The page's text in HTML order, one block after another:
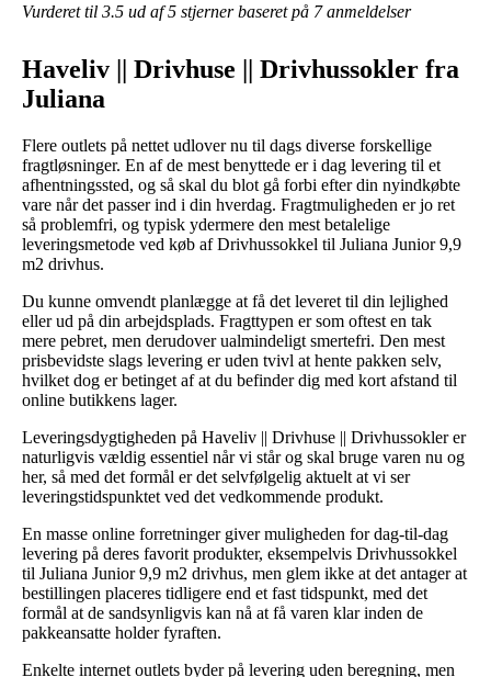
Vurderet til 3.5 ud af 5 stjerner baseret på 7anmeldelser
Haveliv || Drivhuse || Drivhussokler fra
Juliana
Flere outlets på nettet udlover nu til dags diverse forskellige
fragtløsninger. En af de mest benyttede er i dag levering til et
afhentningssted, og så skal du blot gå forbi efter din nyindkøbte
vare når det passer ind i din hverdag. Fragtmuligheden er jo ret
så problemfri, og typisk ydermere den mest betalelige
leveringsmetode ved køb af Drivhussokkel til Juliana Junior 9,9
m2 drivhus.
Du kunne omvendt planlægge at få det leveret til din lejlighed
eller ud på din arbejdsplads. Fragttypen er som oftest en tak
mere pebret, men derudover ualmindeligt smertefri. Den mest
prisbevidste slags levering er uden tvivl at hente pakken selv,
hvilket dog er betinget af at du befinder dig med kort afstand til
online butikkens lager.
Leveringsdygtigheden på Haveliv || Drivhuse || Drivhussokler er
naturligvis vældig essentiel når vi står og skal bruge varen nu og
her, så med det formål er det selvfølgelig aktuelt at vi ser
leveringstidspunktet ved det vedkommende produkt.
En masse online forretninger giver muligheden for dag-til-dag
levering på deres favorit produkter, eksempelvis Drivhussokkel
til Juliana Junior 9,9 m2 drivhus, men glem ikke at det antager at
bestillingen placeres tidligere end et fast tidspunkt, med det
formål at de sandsynligvis kan nå at få varen klar inden de
pakkeansatte holder fyraften.
Enkelte internet outlets byder på levering uden beregning, men